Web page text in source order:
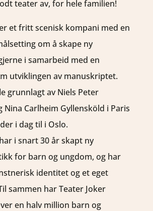
teater av, for hele familien!
et fritt scenisk kompani med en
om å skape ny
i samarbeid med en
utviklingen av manuskriptet.
grunnlagt av Niels Peter
Nina Carlheim Gyllensköld i Paris
i dag til i Oslo.
i snart 30 år skapt ny
for barn og ungdom, og har
identitet og et eget
sammen har Teater Joker
en halv million barn og